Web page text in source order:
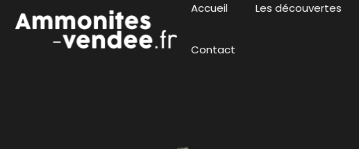
Accueil Les découvertes
Contact